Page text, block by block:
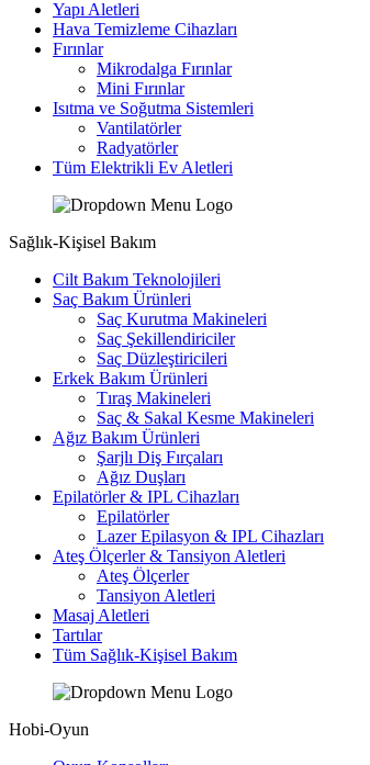
Yapı Aletleri
Hava Temizleme Cihazları
Fırınlar
Mikrodalga Fırınlar
Mini Fırınlar
Isıtma ve Soğutma Sistemleri
Vantilatörler
Radyatörler
Tüm Elektrikli Ev Aletleri
Sağlık-Kişisel Bakım
Cilt Bakım Teknolojileri
Saç Bakım Ürünleri
Saç Kurutma Makineleri
Saç Şekillendiriciler
Saç Düzleştiricileri
Erkek Bakım Ürünleri
Tıraş Makineleri
Saç & Sakal Kesme Makineleri
Ağız Bakım Ürünleri
Şarjlı Diş Fırçaları
Ağız Duşları
Epilatörler & IPL Cihazları
Epilatörler
Lazer Epilasyon & IPL Cihazları
Ateş Ölçerler & Tansiyon Aletleri
Ateş Ölçerler
Tansiyon Aletleri
Masaj Aletleri
Tartılar
Tüm Sağlık-Kişisel Bakım
Hobi-Oyun